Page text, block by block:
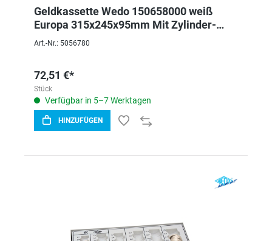
Geldkassette Wedo 150658000 weiß
Europa 315x245x95mm Mit Zylinder-
sicherh
Art.-Nr.: 5056780
72,51 €*
Stück
Verfügbar in 5–7 Werktagen
HINZUFÜGEN